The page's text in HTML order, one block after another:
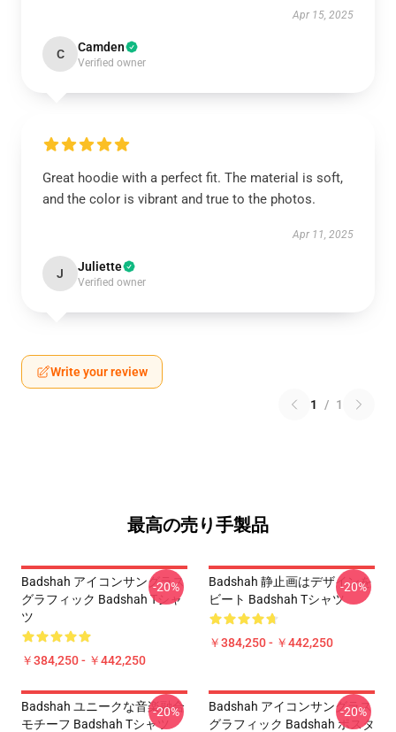
Apr 15, 2025
C Camden
Verified owner
Great hoodie with a perfect fit. The material is soft,
and the color is vibrant and true to the photos.
Apr 11, 2025
J Juliette
Verified owner
Write your review
1 / 1
最高の売り手製品
Badshah アイコンサングラス
グラフィック Badshah Tシャ
ツ
￥384,250 - ￥442,250
-20%
Badshah 静止画はデザインを
ビート Badshah Tシャツ
￥384,250 - ￥442,250
-20%
Badshah ユニークな音楽融合
モチーフ Badshah Tシャツ
-20%
Badshah アイコンサングラス
グラフィック Badshah ポスタ
-20%